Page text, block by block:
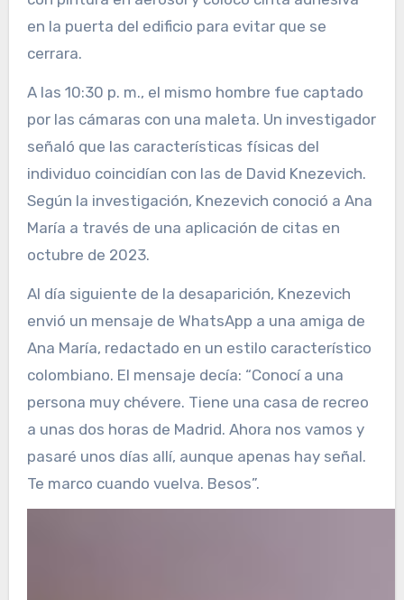
en la puerta del edificio para evitar que se
cerrara.
A las 10:30 p. m., el mismo hombre fue captado
por las cámaras con una maleta. Un investigador
señaló que las características físicas del
individuo coincidían con las de David Knezevich.
Según la investigación, Knezevich conoció a Ana
María a través de una aplicación de citas en
octubre de 2023.
Al día siguiente de la desaparición, Knezevich
envió un mensaje de WhatsApp a una amiga de
Ana María, redactado en un estilo característico
colombiano. El mensaje decía: “Conocí a una
persona muy chévere. Tiene una casa de recreo
a unas dos horas de Madrid. Ahora nos vamos y
pasaré unos días allí, aunque apenas hay señal.
Te marco cuando vuelva. Besos”.